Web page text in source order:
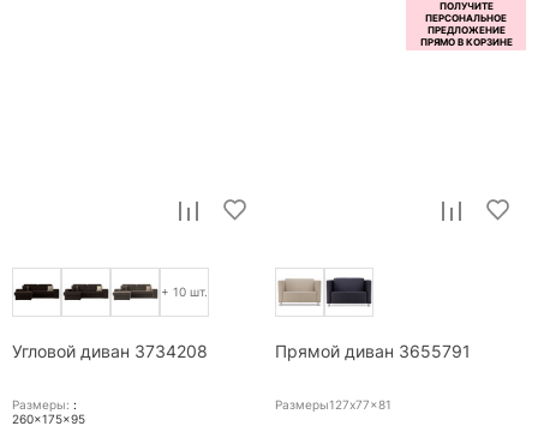
+ 10 шт.
Угловой диван 3734208
Размеры: :
260x175x95
Прямой диван 3655791
Размеры127x77x81